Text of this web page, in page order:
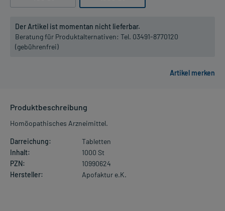
Der Artikel ist momentan nicht lieferbar.
Beratung für Produktalternativen: Tel. 03491-8770120
(gebührenfrei)
Produktbeschreibung
Homöopathisches Arzneimittel.
Darreichung:
Tabletten
Inhalt:
1000 St
PZN:
10990624
Hersteller:
Apofaktur e.K.